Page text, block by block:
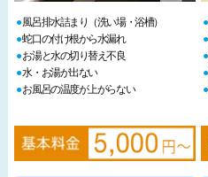
風呂排水詰まり（洗い場・浴槽）
蛇口の付け根から水漏れ
お湯と水の切り替え不良
水・お湯が出ない
お風呂の温度が上がらない